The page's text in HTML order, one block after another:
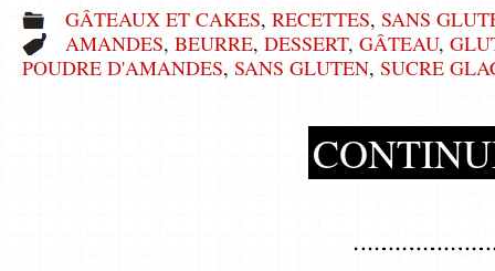
GÂTEAUX ET CAKES, RECETTES, SANS
AMANDES, BEURRE, DESSERT, GÂTEAU,
POUDRE D'AMANDES, SANS GLUTEN, SUCRE